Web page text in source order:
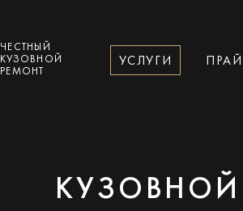
ЧЕСТНЫЙ
КУЗОВНОЙ
РЕМОНТ
УСЛУГИ
КУЗОВНОЙ